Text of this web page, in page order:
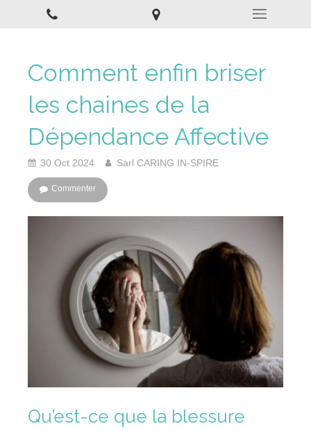
Comment enfin briser
les chaines de la
Dépendance Affective
30 Oct 2024 Sarl CARING IN-SPIRE
Commenter
Qu’est-ce que la blessure